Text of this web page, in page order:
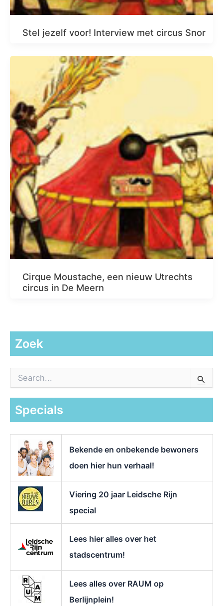
Stel jezelf voor! Interview met circus Snor
Cirque Moustache, een nieuw Utrechts
circus in De Meern
Zoek
a
Specials
Bekende en onbekende bewoners
doen hier hun verhaal!
Viering 20 jaar Leidsche Rijn
special
Lees hier alles over het
stadscentrum!
Lees alles over RAUM op
Berlijnplein!